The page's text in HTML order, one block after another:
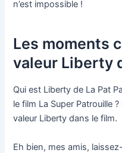
n’est impossible !
Les moments
valeur Liberty
Qui est Liberty de La Pat
le film La Super Patrouille
valeur Liberty dans le film.
Eh bien, mes amis,